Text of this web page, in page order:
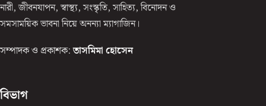
নারী, জীবনযাপন, স্বাস্থ্য, সংস্কৃতি, সাহিত্য, বিনোদন ও
সমসাময়িক ভাবনা নিয়ে অনন্যা ম্যাগাজিন।
সম্পাদক ও প্রকাশক: তাসমিমা হোসেন
বিভাগ